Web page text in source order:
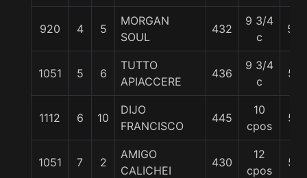
920 4 5
MORGAN
SOUL
432
9 3/4
c
56
1051 5 6
TUTTO
APIACCERE
436
9 3/4
c
57
1112 6 10
DIJO
FRANCISCO
445
10
cpos
57
1051 7 2
AMIGO
CALICHEI
430
12
cpos
57